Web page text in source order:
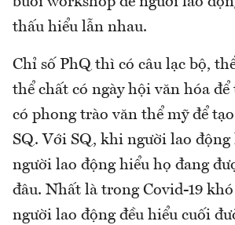
thấu hiểu lẫn nhau.
Chỉ số PhQ thì có câu lạc bộ,
thể chất có ngày hội văn hóa để
có phong trào văn thể mỹ để
SQ. Với SQ, khi người lao
người lao động hiểu họ đang
đâu. Nhất là trong Covid-19
người lao động đều hiểu cuối